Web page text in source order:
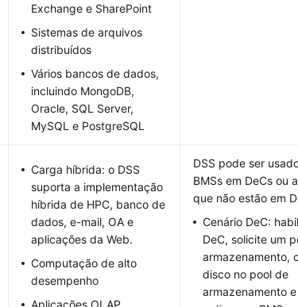
Exchange e SharePoint
Sistemas de arquivos
distribuídos
Vários bancos de dados,
incluindo MongoDB,
Oracle, SQL Server,
MySQL e PostgreSQL
Carga híbrida: o DSS
suporta a implementação
híbrida de HPC, banco de
dados, e-mail, OA e
aplicações da Web.
Computação de alto
desempenho
Aplicações OLAP
DSS pode ser
BMSs em DeCs ou
que não estão em
Cenário DeC:
DeC, solicite um
armazenamento,
disco no pool de
armazenamento